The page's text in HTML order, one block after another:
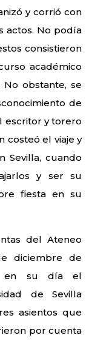
y corrió con
actos. No podía
consistieron
académico
obstante, se
de
escritor y torero
costeó el viaje y
Sevilla, cuando
y ser su
fiesta en su
del Ateneo
diciembre de
en su día el
de Sevilla
asientos que
por cuenta